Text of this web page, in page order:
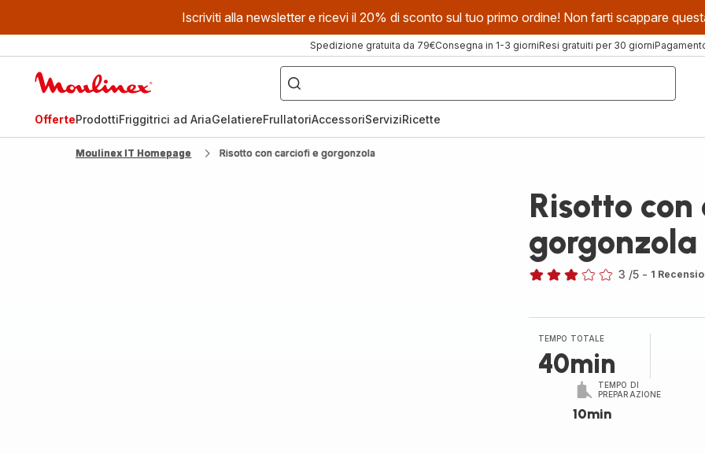
Iscriviti alla newsletter e ricevi il 20% di sconto sul tuo primo ordine! Non farti scappare
Spedizione gratuita da 79€Consegna in 1-3 giorniResi gratuiti per 30 giorni
Cosa
stai
cercando?
OfferteProdottiFriggitrici ad AriaGelatiereFrullatoriAccessoriServiziRicette
Moulinex IT Homepage Risotto con carciofi e gorgonzola
Risotto
gorgonzola
tre
stelle
(media)
3 /5 - 1
TEMPO TOTALE
40min
TEMPO DI
PREPARAZIONE
10min